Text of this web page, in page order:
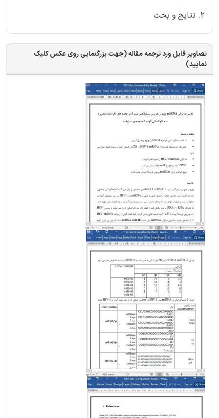
2. نتایج و بحث
تصاویر فایل ورد ترجمه مقاله (جهت بزرگنمایی روی عکس کلیک
نمایید)